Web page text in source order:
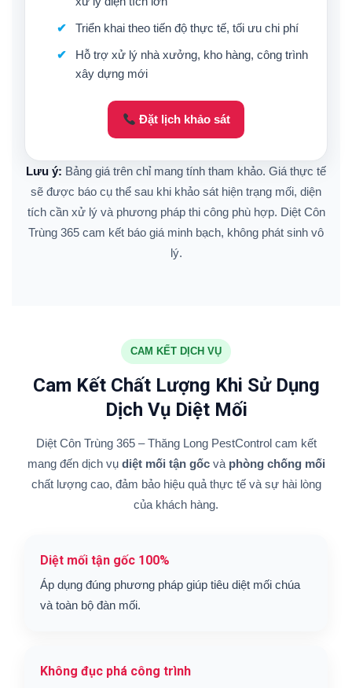
Triển khai theo tiến độ thực tế, tối ưu chi phí
Hỗ trợ xử lý nhà xưởng, kho hàng, công trình
xây dựng mới
Đặt lịch khảo sát
Lưu ý: Bảng giá trên chỉ mang tính tham khảo. Giá thực tế
sẽ được báo cụ thể sau khi khảo sát hiện trạng mối, diện
tích cần xử lý và phương pháp thi công phù hợp. Diệt Côn
Trùng 365 cam kết báo giá minh bạch, không phát sinh vô
lý.
CAM KẾT DỊCH VỤ
Cam Kết Chất Lượng Khi Sử Dụng
Dịch Vụ Diệt Mối
Diệt Côn Trùng 365 – Thăng Long PestControl cam kết
mang đến dịch vụ diệt mối tận gốcvà phòng chống mối
chất lượng cao, đảm bảo hiệu quả thực tế và sự hài lòng
của khách hàng.
Diệt mối tận gốc 100%
Áp dụng đúng phương pháp giúp tiêu diệt mối chúa
và toàn bộ đàn mối.
Không đục phá công trình